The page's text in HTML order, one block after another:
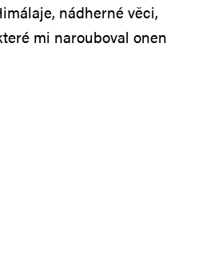
nádherné věci,
mi narouboval onen